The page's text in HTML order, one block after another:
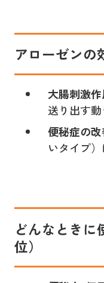
アローゼンの
大腸刺激作
送り出す動
便秘症の
いタイプ）
どんなときに
位）